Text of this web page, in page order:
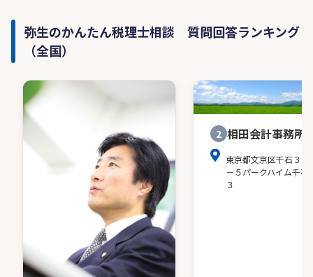
弥生のかんたん税理士相談 質問回答ランキング
（全国）
2 相田会計事務所
東京都文京区千石３－
－５パークハイム千石
３